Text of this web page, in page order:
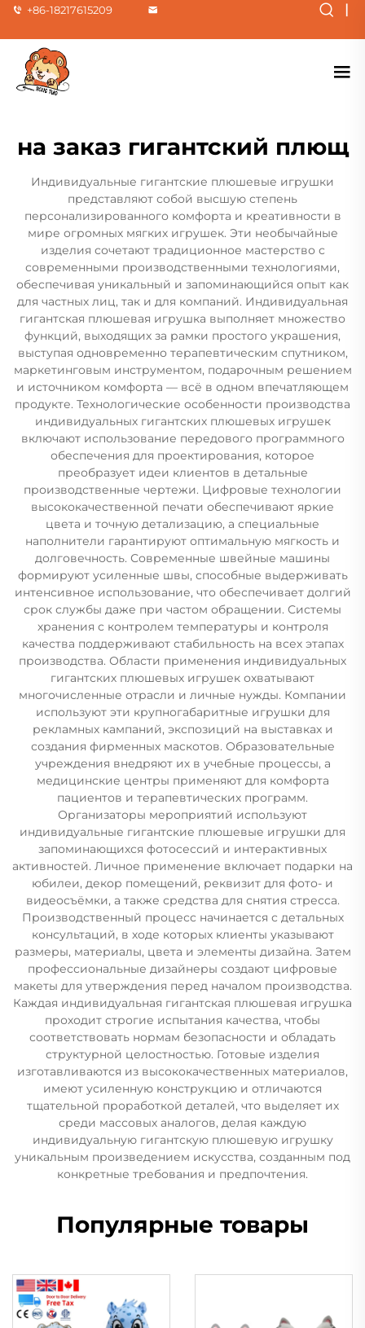
+86-18217615209 |
на заказ гигантский плющ
Индивидуальные гигантские плюшевые игрушки
представляют собой высшую степень
персонализированного комфорта и креативности в
мире огромных мягких игрушек. Эти необычайные
изделия сочетают традиционное мастерство с
современными производственными технологиями,
обеспечивая уникальный и запоминающийся опыт как
для частных лиц, так и для компаний. Индивидуальная
гигантская плюшевая игрушка выполняет множество
функций, выходящих за рамки простого украшения,
выступая одновременно терапевтическим спутником,
маркетинговым инструментом, подарочным решением
и источником комфорта — всё в одном впечатляющем
продукте. Технологические особенности производства
индивидуальных гигантских плюшевых игрушек
включают использование передового программного
обеспечения для проектирования, которое
преобразует идеи клиентов в детальные
производственные чертежи. Цифровые технологии
высококачественной печати обеспечивают яркие
цвета и точную детализацию, а специальные
наполнители гарантируют оптимальную мягкость и
долговечность. Современные швейные машины
формируют усиленные швы, способные выдерживать
интенсивное использование, что обеспечивает долгий
срок службы даже при частом обращении. Системы
хранения с контролем температуры и контроля
качества поддерживают стабильность на всех этапах
производства. Области применения индивидуальных
гигантских плюшевых игрушек охватывают
многочисленные отрасли и личные нужды. Компании
используют эти крупногабаритные игрушки для
рекламных кампаний, экспозиций на выставках и
создания фирменных маскотов. Образовательные
учреждения внедряют их в учебные процессы, а
медицинские центры применяют для комфорта
пациентов и терапевтических программ.
Организаторы мероприятий используют
индивидуальные гигантские плюшевые игрушки для
запоминающихся фотосессий и интерактивных
активностей. Личное применение включает подарки на
юбилеи, декор помещений, реквизит для фото- и
видеосъёмки, а также средства для снятия стресса.
Производственный процесс начинается с детальных
консультаций, в ходе которых клиенты указывают
размеры, материалы, цвета и элементы дизайна. Затем
профессиональные дизайнеры создают цифровые
макеты для утверждения перед началом производства.
Каждая индивидуальная гигантская плюшевая игрушка
проходит строгие испытания качества, чтобы
соответствовать нормам безопасности и обладать
структурной целостностью. Готовые изделия
изготавливаются из высококачественных материалов,
имеют усиленную конструкцию и отличаются
тщательной проработкой деталей, что выделяет их
среди массовых аналогов, делая каждую
индивидуальную гигантскую плюшевую игрушку
уникальным произведением искусства, созданным под
конкретные требования и предпочтения.
Популярные товары